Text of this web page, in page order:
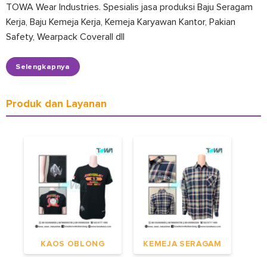
TOWA Wear Industries. Spesialis jasa produksi Baju Seragam
Kerja, Baju Kemeja Kerja, Kemeja Karyawan Kantor, Pakian
Safety, Wearpack Coverall dll
Selengkapnya
Produk dan Layanan
KAOS OBLONG KEMEJA SERAGAM